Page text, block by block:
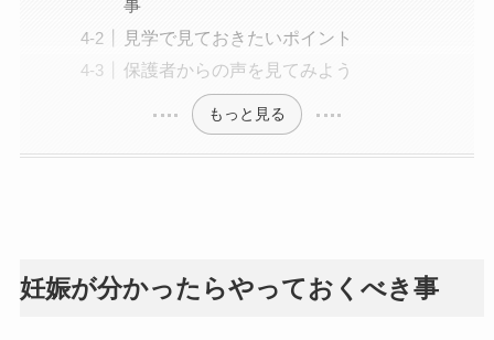
事
見学で見ておきたいポイント
保護者からの声を見てみよう
もっと見る
妊娠が分かったらやっておくべき事